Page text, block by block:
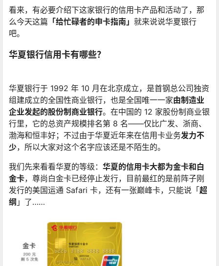
看来，有必要介绍下这家银行的信用卡产品和活动了，那
么今天这篇 「给忙碌者的申卡指南」 就来说说华夏银行
吧。
华夏银行信用卡有哪些？
华夏银行于 1992 年 10 月在北京成立，是首钢总公司独资
组建成立的全国性商业银行，也是全国唯一一家由制造业
企业发起的股份制商业银行。在中国的 12 家股份制商业银
行里，它的总资产规模排名第 8 名——仅比广发、浙商、
渤海和恒丰好；不过由于华夏近年来在信用卡业务发力不
少，所以大家对这个名字应该还是不陌生的。
我们先来看看华夏的等级： 华夏的信用卡大都为金卡和白
金卡，尊尚白金卡已经停止发行，目前最红的是前阵子刚
发行的美国运通 Safari 卡，还有一张巅峰卡，只能说「超
纲 」了……